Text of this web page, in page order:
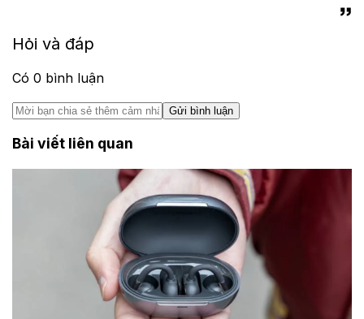
Hỏi và đáp
Có 0 bình luận
Gửi bình luận
Bài viết liên quan